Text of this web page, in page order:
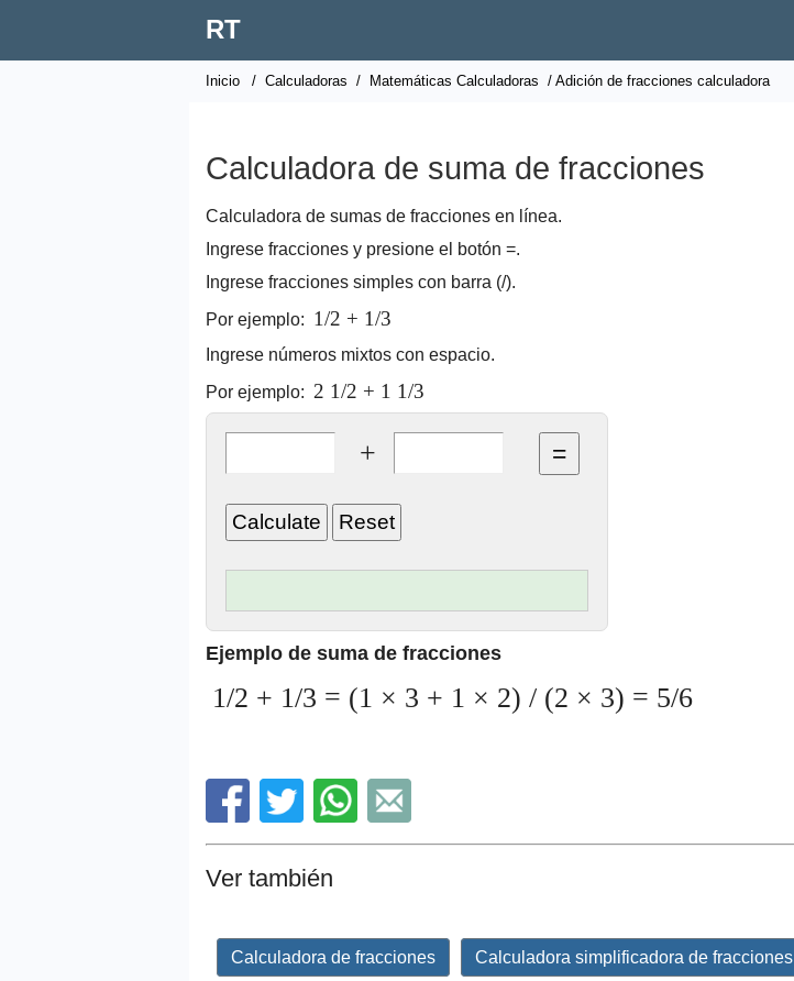
RT
Inicio / Calculadoras / Matemáticas Calculadoras / Adición de fracciones calculadora
Calculadora de suma de fracciones
Calculadora de sumas de fracciones en línea.
Ingrese fracciones y presione el botón =.
Ingrese fracciones simples con barra (/).
Por ejemplo: 1/2 + 1/3
Ingrese números mixtos con espacio.
Por ejemplo: 2 1/2 + 1 1/3
+
Ejemplo de suma de fracciones
1/2 + 1/3 = (1 × 3 + 1 × 2) / (2 × 3) = 5/6
Ver también
Calculadora de fracciones Calculadora simplificadora de fracciones